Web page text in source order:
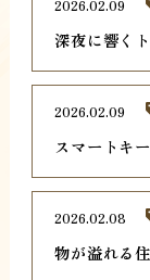
深夜に響く
2026.02.09
スマートキ
2026.02.09
物が溢れる
2026.02.08